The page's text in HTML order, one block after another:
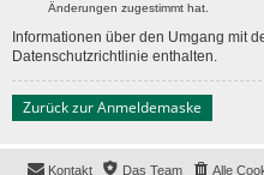
Änderungen zugestimmt hat.
Informationen über den Umgang mit
Datenschutzrichtlinie enthalten.
Zurück zur Anmeldemaske
Alle
Das Team
Kontakt